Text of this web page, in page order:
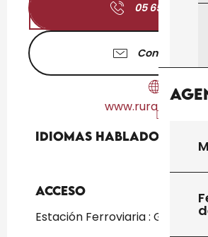
05 65 41 47 ▒▒
Contáctenos
www.ruralmaster.fr
Idiomas hablados
Idiomas hablados
Acceso
Acceso
Estación Ferroviaria : Gourdon